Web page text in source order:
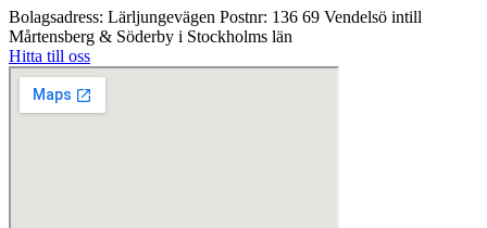
Bolagsadress: Lärljungevägen Postnr: 136 69 Vendelsö intill
Mårtensberg & Söderby i Stockholms län
Hitta till oss